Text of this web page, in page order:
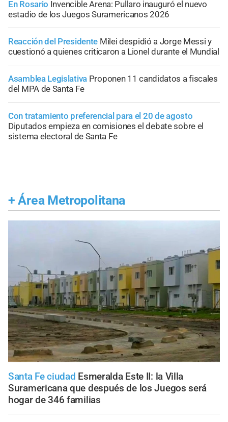
En Rosario Invencible Arena: Pullaro inauguró el nuevo
estadio de los Juegos Suramericanos 2026
Reacción del Presidente Milei despidió a Jorge Messi y
cuestionó a quienes criticaron a Lionel durante el Mundial
Asamblea Legislativa Proponen 11 candidatos a fiscales
del MPA de Santa Fe
Con tratamiento preferencial para el 20 de agosto
Diputados empieza en comisiones el debate sobre el
sistema electoral de Santa Fe
+ Área Metropolitana
Santa Fe ciudad Esmeralda Este II: la Villa
Suramericana que después de los Juegos será
hogar de 346 familias